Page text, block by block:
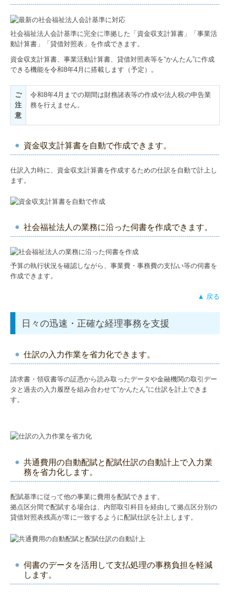
社会福祉法人会計基準に完全に準拠した「資金収支計算書」「事業活
動計算書」「貸借対照表」を作成できます。
資金収支計算書、事業活動計算書、貸借対照表等を“かんたん”に作成
できる機能を令和8年4月に搭載します（予定）。
ご
注
意
令和8年4月までの期間は財務諸表等の作成や法人税の申告業
務を行えません。
資金収支計算書を自動で作成できます。
仕訳入力時に、資金収支計算書を作成するための仕訳を自動で計上し
ます。
社会福祉法人の業務に沿った伺書を作成できます。
予算の執行状況を確認しながら、事業費・事務費の支払い等の伺書を
作成できます。
▲ 戻る
日々の迅速・正確な経理事務を支援
仕訳の入力作業を省力化できます。
請求書・領収書等の証憑から読み取ったデータや金融機関の取引デー
タと過去の入力履歴を組み合わせて“かんたん”に仕訳を計上できま
す。
共通費用の自動配賦と配賦仕訳の自動計上で入力業
務を省力化します。
配賦基準に従って他の事業に費用を配賦できます。
拠点区分間で配賦する場合は、内部取引科目を経由して拠点区分別の
貸借対照表残高が常に一致するように配賦仕訳を計上します。
伺書のデータを活用して支払処理の事務負担を軽減
します。